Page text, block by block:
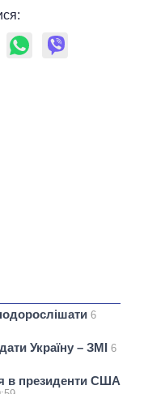
6
Україну – ЗМІ 6
в президенти США